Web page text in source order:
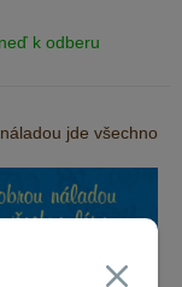
k odberu
jde všechno